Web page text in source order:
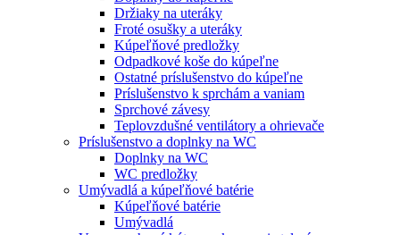
Držiaky na uteráky
Froté osušky a uteráky
Kúpeľňové predložky
Odpadkové koše do kúpeľne
Ostatné príslušenstvo do kúpeľne
Príslušenstvo k sprchám a vaniam
Sprchové závesy
Teplovzdušné ventilátory a ohrievače
Príslušenstvo a doplnky na WC
Doplnky na WC
WC predložky
Umývadlá a kúpeľňové batérie
Kúpeľňové batérie
Umývadlá